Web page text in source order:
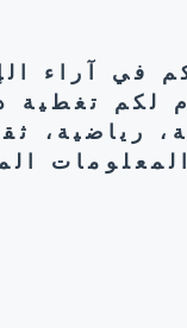
في آراء
لكم تغطية
رياضية،